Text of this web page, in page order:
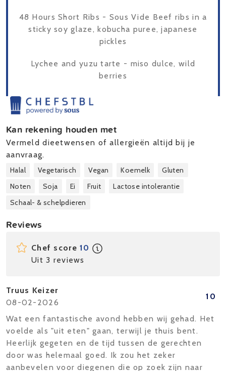
48 Hours Short Ribs - Sous Vide Beef ribs in a
sticky soy glaze, kobucha puree, japanese
pickles
Lychee and yuzu tarte - miso dulce, wild
berries
Kan rekening houden met
Vermeld dieetwensen of allergieën altijd bij je
aanvraag.
Halal Vegetarisch Vegan Koemelk
Gluten
Noten
Soja Ei Fruit
Lactose intolerantie
Schaal- & schelpdieren
Reviews
Chef score10
Uit 3 reviews
Truus Keizer
08-02-2026
10
Wat een fantastische avond hebben wij gehad. Het
voelde als "uit eten" gaan, terwijl je thuis bent.
Heerlijk gegeten en de tijd tussen de gerechten
door was helemaal goed. Ik zou het zeker
aanbevelen voor diegenen die op zoek zijn naar